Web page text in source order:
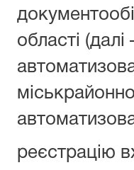
області
реєстрацію